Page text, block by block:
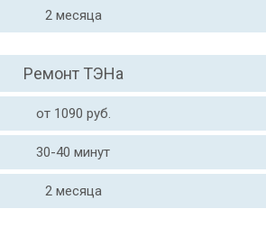
2 месяца
Ремонт ТЭНа
от 1090 руб.
30-40 минут
2 месяца